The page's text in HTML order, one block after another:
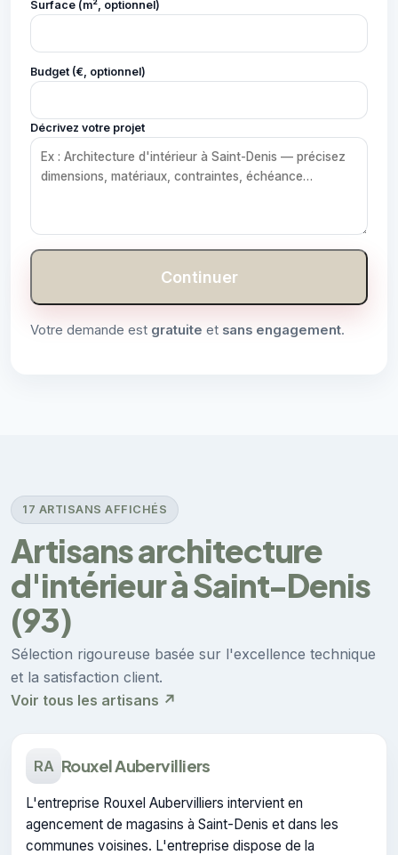
Surface (m², optionnel)
Budget (€, optionnel)
Décrivez votre projet
Continuer
Votre demande est gratuite et sans engagement.
17 ARTISANS AFFICHÉS
Artisans architecture
d'intérieur à Saint-Denis
(93)
Sélection rigoureuse basée sur l'excellence technique
et la satisfaction client.
Voir tous les artisans ↗
RA Rouxel Aubervilliers
L'entreprise Rouxel Aubervilliers intervient en
agencement de magasins à Saint-Denis et dans les
communes voisines. L'entreprise dispose de la